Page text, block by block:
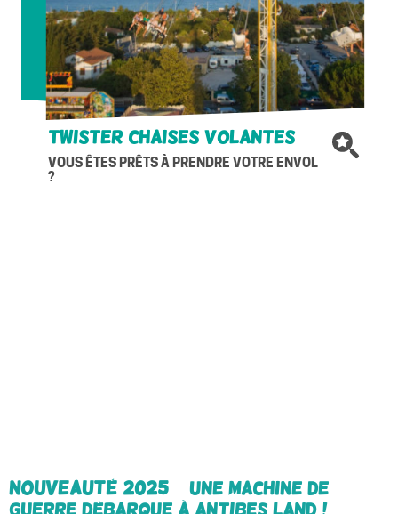
Twister chaises volantes
VOUS ÊTES PRÊTS À PRENDRE VOTRE ENVOL
?
NOUVEAUTÉ 2025 – Une machine de
guerre débarque à Antibes Land !